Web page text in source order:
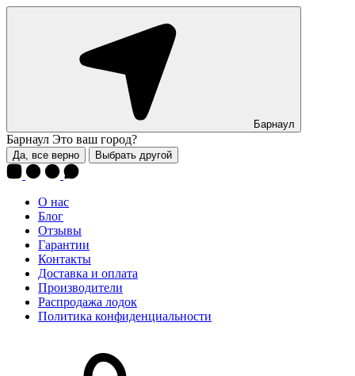
Барнаул
Барнаул Это ваш город?
Да, все верно Выбрать другой
О нас
Блог
Отзывы
Гарантии
Контакты
Доставка и оплата
Производители
Распродажа лодок
Политика конфиденциальности